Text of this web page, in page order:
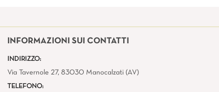
INFORMAZIONI SUI CONTATTI
INDIRIZZO:
Via Tavernole 27, 83030 Manocalzati (AV)
TELEFONO: